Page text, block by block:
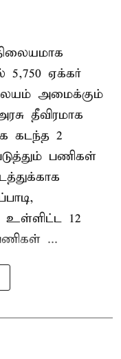
5,750 ஏக்கர்
அமைக்கும்
தீவிரமாக
கடந்த 2
பணிகள்
உள்ளிட்ட 12
...